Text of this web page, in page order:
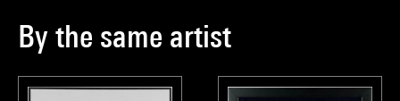
By the same artist